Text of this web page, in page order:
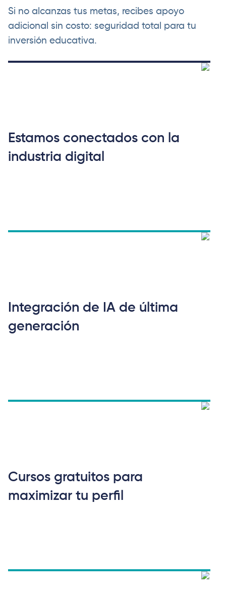
Si no alcanzas tus metas, recibes apoyo
adicional sin costo: seguridad total para tu
inversión educativa.
Estamos conectados con la
industria digital
Integración de IA de última
generación
Cursos gratuitos para
maximizar tu perfil